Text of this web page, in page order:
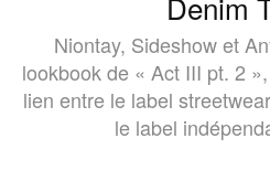
Niontay, Sideshow et
lookbook de « Act III pt. 2
lien entre le label
le label